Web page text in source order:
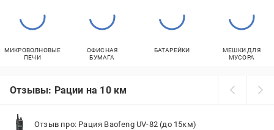
МИКРОВОЛНОВЫЕ
ПЕЧИ
ОФИСНАЯ
БУМАГА
БАТАРЕЙКИ
МЕШКИ ДЛЯ
МУСОРА
Отзывы: Рации на 10 км
Отзыв про: Рация Baofeng UV-82 (до 15км)